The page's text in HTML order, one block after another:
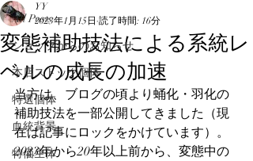
All Posts
ショップからのお知らせ
本店ストック個体
特選個体
血統背景
特価生体
変態補助技法による系統レ
ベルの成長の加速
YY
2023年1月15日 読了時間: 16分
当方は、ブログの頃より蛹化・羽化の
補助技法を一部公開してきました（現
在は記事にロックをかけています）。
2023年から20年以上前から、変態中の